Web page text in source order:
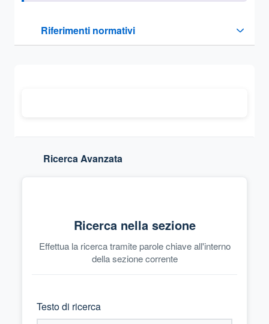
Riferimenti normativi
Sezione compressa
Ricerca Avanzata
Ricerca nella sezione
Effettua la ricerca tramite parole chiave all'interno
della sezione corrente
Testo di ricerca